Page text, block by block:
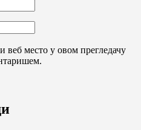
веб место у овом прегледачу